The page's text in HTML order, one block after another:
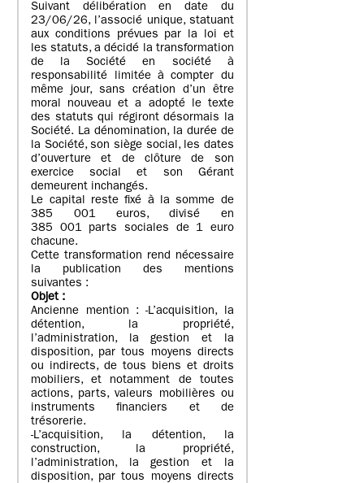
Suivant délibération en date du
23/06/26, l’associé unique, statuant
aux conditions prévues par la loi et
les statuts, a décidé la transformation
de la Société en société à
responsabilité limitée à compter du
même jour, sans création d’un être
moral nouveau et a adopté le texte
des statuts qui régiront désormais la
Société. La dénomination, la durée de
la Société, son siège social, les dates
d’ouverture et de clôture de son
exercice social et son Gérant
demeurent inchangés.
Le capital reste fixé à la somme de
385 001 euros, divisé en
385 001 parts sociales de 1 euro
chacune.
Cette transformation rend nécessaire
la publication des mentions
suivantes :
Objet :
Ancienne mention : -L’acquisition, la
détention, la propriété,
l’administration, la gestion et la
disposition, par tous moyens directs
ou indirects, de tous biens et droits
mobiliers, et notamment de toutes
actions, parts, valeurs mobilières ou
instruments financiers et de
trésorerie.
-L’acquisition, la détention, la
construction, la propriété,
l’administration, la gestion et la
disposition, par tous moyens directs